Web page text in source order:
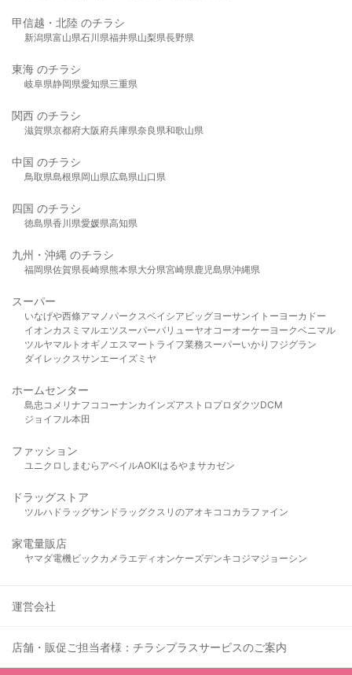
甲信越・北陸 のチラシ
新潟県富山県石川県福井県山梨県長野県
東海 のチラシ
岐阜県静岡県愛知県三重県
関西 のチラシ
滋賀県京都府大阪府兵庫県奈良県和歌山県
中国 のチラシ
鳥取県島根県岡山県広島県山口県
四国 のチラシ
徳島県香川県愛媛県高知県
九州・沖縄 のチラシ
福岡県佐賀県長崎県熊本県大分県宮崎県鹿児島県沖縄県
スーパー
いなげや西條アマノパークスベイシア ビッグヨーサンイトーヨーカドー
イオンカスミ マルエツスーパーバリューヤオコーオーケー ヨークベニマル
ツルヤマルト オギノ エスマート ライフ業務スーパーいかり フジグラン
ダイレックスサンエーイズミヤ
ホームセンター
島忠 コメリ ナフコ コーナンカインズアストロプロダクツDCM
ジョイフル本田
ファッション
ユニクロ しまむら アベイルAOKIはるやま サカゼン
ドラッグストア
ツルハドラッグサンドラッグクスリのアオキ ココカラファイン
家電量販店
ヤマダ電機ビックカメラ エディオンケーズデンキ コジマジョーシン
運営会社
店舗・販促ご担当者様：チラシプラスサービスのご案内